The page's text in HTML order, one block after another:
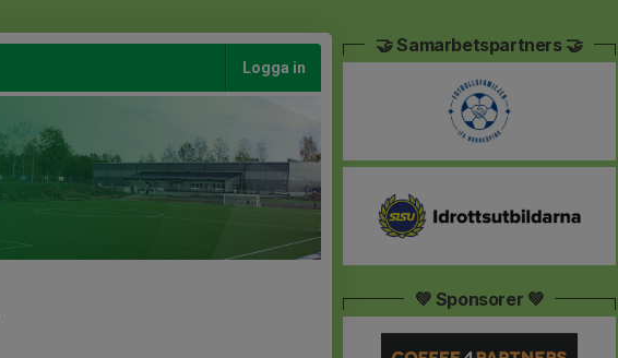
Logga in
🤝 Samarbetspartners 🤝
💚 Sponsorer 💚